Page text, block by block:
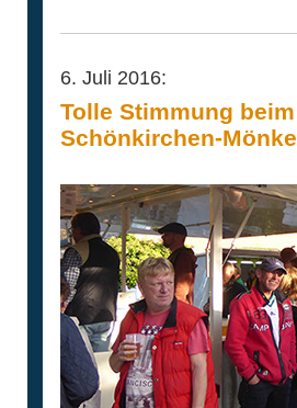
6. Juli 2016:
Tolle Stimmung
Schönkirchen-